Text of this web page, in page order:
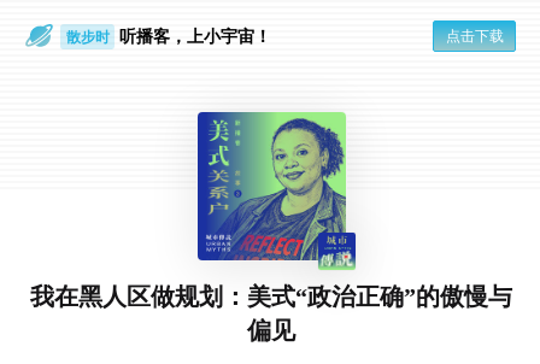
散步时 听播客，上小宇宙！ 点击下载
我在黑人区做规划：美式“政治正确”的傲慢与
偏见